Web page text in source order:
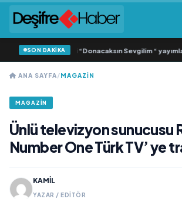
SON DAKİKA
‘dan İkinci Tekli “Donacaksın Sevgilim “
ANA SAYFA/MAGAZIN
MAGAZIN
Ünlü televizyon sunucusu
Number One Türk TV’ ye
KAMIL
YAZAR / EDITÖR